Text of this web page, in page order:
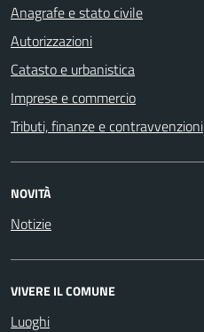
Anagrafe e stato civile
Autorizzazioni
Catasto e urbanistica
Imprese e commercio
Tributi, finanze e contravvenzioni
NOVITÀ
Notizie
VIVERE IL COMUNE
Luoghi